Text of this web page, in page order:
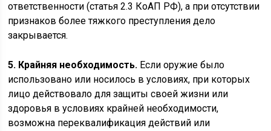
ответственности (статья 2.3 КоАП РФ), а при отсутствии
признаков более тяжкого преступления дело
закрывается.
5. Крайняя необходимость. Если оружие было
использовано или носилось в условиях, при которых
лицо действовало для защиты своей жизни или
здоровья в условиях крайней необходимости,
возможна переквалификация действий или